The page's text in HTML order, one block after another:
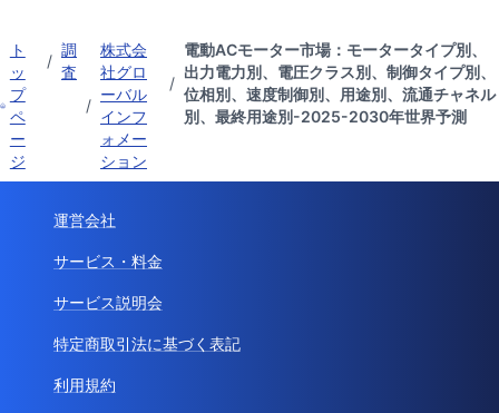
ト
ッ
プ
ペ
ー
ジ
/
調
査
/
株式会
社グロ
ーバル
インフ
ォメー
ション
/
電動ACモーター市場：モータータイプ別、
出力電力別、電圧クラス別、制御タイプ別、
位相別、速度制御別、用途別、流通チャネル
別、最終用途別-2025-2030年世界予測
運営会社
サービス・料金
サービス説明会
特定商取引法に基づく表記
利用規約